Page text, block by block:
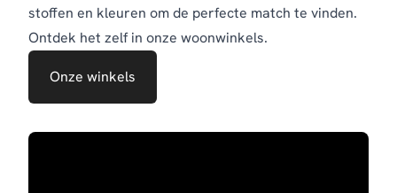
stoffen en kleuren om de perfecte match te vinden.
Ontdek het zelf in onze woonwinkels.
Onze winkels